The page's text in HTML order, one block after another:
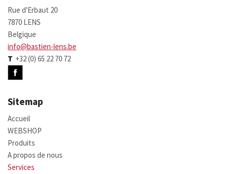
Rue d'Erbaut 20
7870 LENS
Belgique
info@bastien-lens.be
T +32 (0) 65 22 70 72
Sitemap
Accueil
WEBSHOP
Produits
A propos de nous
Services